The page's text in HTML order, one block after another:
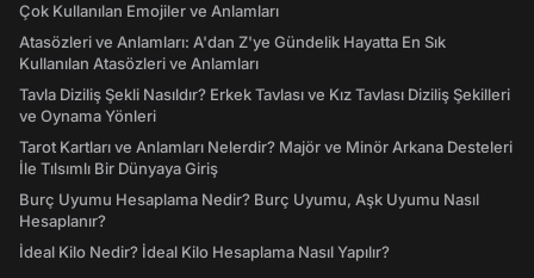
Çok Kullanılan Emojiler ve Anlamları
Atasözleri ve Anlamları: A'dan Z'ye Gündelik Hayatta En Sık
Kullanılan Atasözleri ve Anlamları
Tavla Diziliş Şekli Nasıldır? Erkek Tavlası ve Kız Tavlası Diziliş Şekilleri
ve Oynama Yönleri
Tarot Kartları ve Anlamları Nelerdir? Majör ve Minör Arkana Desteleri
İle Tılsımlı Bir Dünyaya Giriş
Burç Uyumu Hesaplama Nedir? Burç Uyumu, Aşk Uyumu Nasıl
Hesaplanır?
İdeal Kilo Nedir? İdeal Kilo Hesaplama Nasıl Yapılır?